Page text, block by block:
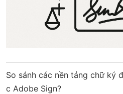
So sánh các nền tảng chữ ký
c Adobe Sign?